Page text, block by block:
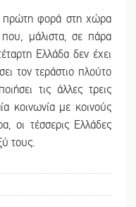
πρώτη φορά στη χώρα
που, μάλιστα, σε πάρα
Ελλάδα δεν έχει
τον τεράστιο πλούτο
τις άλλες τρεις
κοινωνία με κοινούς
οι τέσσερις Ελλάδες
τους.